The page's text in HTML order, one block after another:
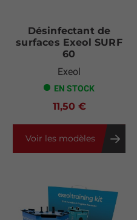
Désinfectant de
surfaces Exeol SURF
60
Exeol
EN STOCK
11,50 €
Voir les modèles